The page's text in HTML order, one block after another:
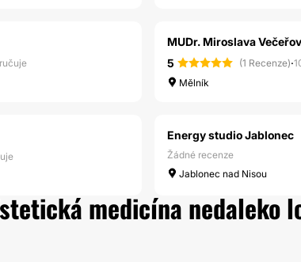
MUDr. Miroslava
5
(1 Recenze)·
Mělník
Energy studio Jablonec
Žádné recenze
Jablonec nad Nisou
medicína nedaleko